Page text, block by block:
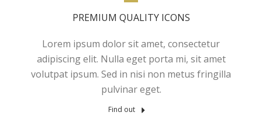
PREMIUM QUALITY ICONS
Lorem ipsum dolor sit amet, consectetur
adipiscing elit. Nulla eget porta mi, sit amet
volutpat ipsum. Sed in nisi non metus fringilla
pulvinar eget.
Find out